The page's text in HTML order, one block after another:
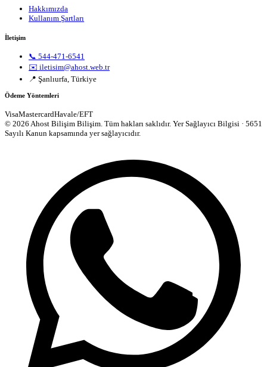
Hakkımızda
Kullanım Şartları
İletişim
📞 544-471-6541
✉️ iletisim@ahost.web.tr
📍 Şanlıurfa, Türkiye
Ödeme Yöntemleri
VisaMastercardHavale/EFT
© 2026 Ahost Bilişim Bilişim. Tüm hakları saklıdır. Yer Sağlayıcı Bilgisi · 5651
Sayılı Kanun kapsamında yer sağlayıcıdır.